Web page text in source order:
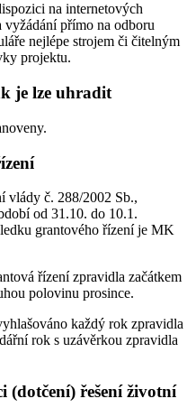
na internetových
přímo na odboru
nejlépe strojem či čitelným
projektu.
je lze uhradit
vlády č. 288/2002 Sb.,
od 31.10. do 10.1.
grantového řízení je MK
řízení zpravidla začátkem
polovinu prosince.
každý rok zpravidla
rok s uzávěrkou zpravidla
(dotčení) řešení životní